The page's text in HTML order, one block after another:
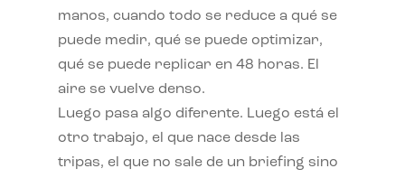
manos, cuando todo se reduce a qué se
puede medir, qué se puede optimizar,
qué se puede replicar en 48 horas. El
aire se vuelve denso.
Luego pasa algo diferente. Luego está el
otro trabajo, el que nace desde las
tripas, el que no sale de un briefing sino